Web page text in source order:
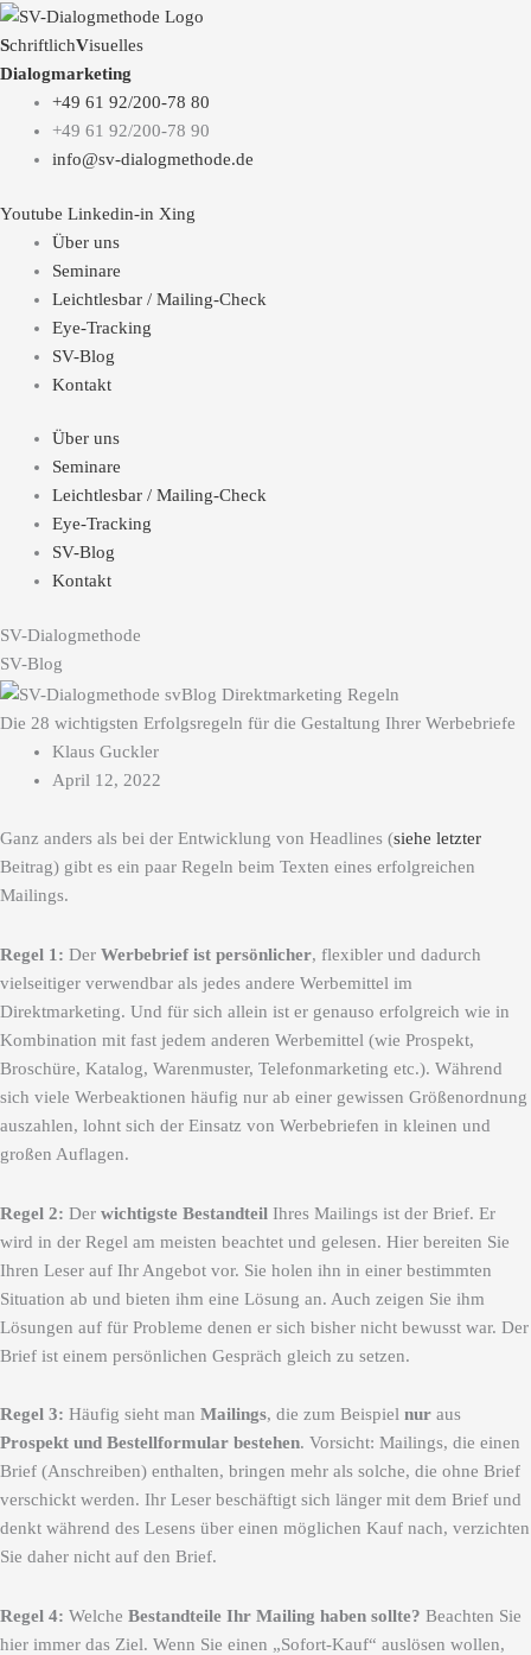
SchriftlichVisuelles
Dialogmarketing
+49 61 92/200-78 80
+49 61 92/200-78 90
info@sv-dialogmethode.de
Youtube Linkedin-in Xing
Über uns
Seminare
Leichtlesbar / Mailing-Check
Eye-Tracking
SV-Blog
Kontakt
Über uns
Seminare
Leichtlesbar / Mailing-Check
Eye-Tracking
SV-Blog
Kontakt
SV-Dialogmethode
SV-Blog
Die 28 wichtigsten Erfolgsregeln für die Gestaltung Ihrer Werbebriefe
Klaus Guckler
April 12, 2022
Ganz anders als bei der Entwicklung von Headlines (siehe letzter
Beitrag) gibt es ein paar Regeln beim Texten eines erfolgreichen
Mailings.
Regel 1: Der Werbebrief ist persönlicher, flexibler und dadurch
vielseitiger verwendbar als jedes andere Werbemittel im
Direktmarketing. Und für sich allein ist er genauso erfolgreich wie in
Kombination mit fast jedem anderen Werbemittel (wie Prospekt,
Broschüre, Katalog, Warenmuster, Telefonmarketing etc.). Während
sich viele Werbeaktionen häufig nur ab einer gewissen Größenordnung
auszahlen, lohnt sich der Einsatz von Werbebriefen in kleinen und
großen Auflagen.
Regel 2: Der wichtigste Bestandteil Ihres Mailings ist der Brief. Er
wird in der Regel am meisten beachtet und gelesen. Hier bereiten Sie
Ihren Leser auf Ihr Angebot vor. Sie holen ihn in einer bestimmten
Situation ab und bieten ihm eine Lösung an. Auch zeigen Sie ihm
Lösungen auf für Probleme denen er sich bisher nicht bewusst war. Der
Brief ist einem persönlichen Gespräch gleich zu setzen.
Regel 3: Häufig sieht man Mailings, die zum Beispiel nur aus
Prospekt und Bestellformular bestehen. Vorsicht: Mailings, die einen
Brief (Anschreiben) enthalten, bringen mehr als solche, die ohne Brief
verschickt werden. Ihr Leser beschäftigt sich länger mit dem Brief und
denkt während des Lesens über einen möglichen Kauf nach, verzichten
Sie daher nicht auf den Brief.
Regel 4: Welche Bestandteile Ihr Mailing haben sollte? Beachten Sie
hier immer das Ziel. Wenn Sie einen „Sofort-Kauf“ auslösen wollen,